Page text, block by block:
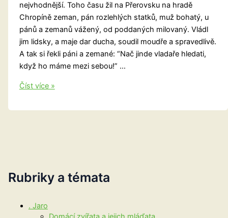
Rubriky a témata
. Jaro
nejvhodnější. Toho času žil na Přerovsku na hradě
Chropíně zeman, pán rozlehlých statků, muž bohatý, u
pánů a zemanů vážený, od poddaných milovaný. Vládl
jim lidsky, a maje dar ducha, soudil moudře a spravedlivě.
A tak si řekli páni a zemané: “Nač jinde vladaře hledati,
když ho máme mezi sebou!” …
Přerovsko:
králi
Číst více »